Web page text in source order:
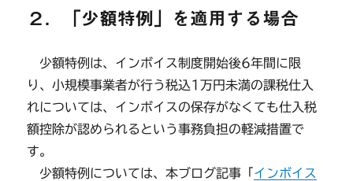
２．「少額特例」を適用する場合
少額特例は、インボイス制度開始後6年間に限
り、小規模事業者が行う税込1万円未満の課税仕入
れについては、インボイスの保存がなくても仕入税
額控除が認められるという事務負担の軽減措置で
す。
少額特例については、本ブログ記事「 インボイス